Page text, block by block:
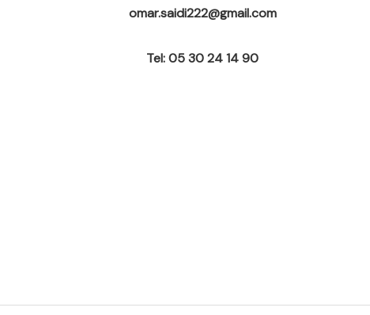
omar.saidi222@gmail.com
Tel: 05 30 24 14 90